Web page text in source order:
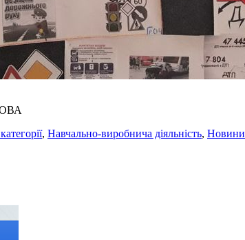
, Навчально-виробнича діяльність, Новини